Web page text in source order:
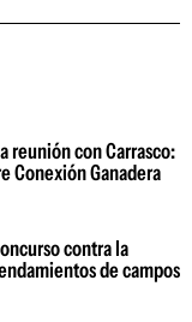
reunión con Carrasco:
Conexión Ganadera
contra la
de campos